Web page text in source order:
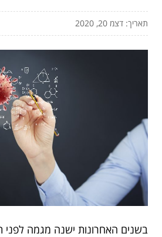
תאריך: דצמ 20, 2020
בשנים האחרונות ישנה מגמה לפני